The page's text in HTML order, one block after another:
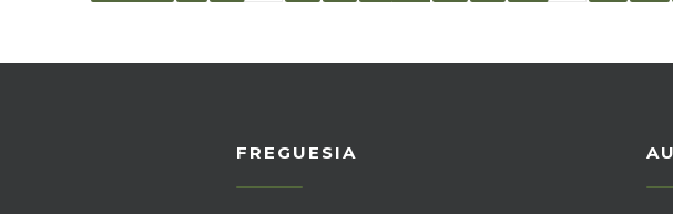
de Cidadão e à forma como é acedida e
FREGUESIA